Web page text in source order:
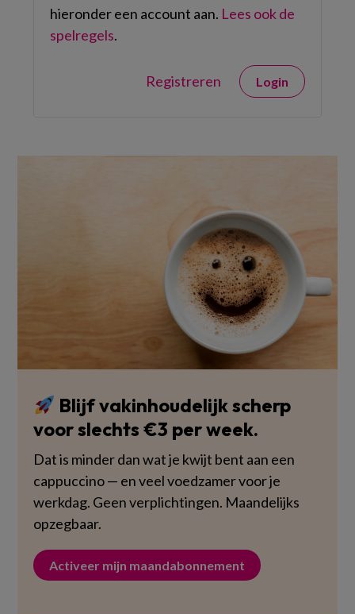
hieronder een account aan. Lees ook de
spelregels.
Registreren Login
Blijf vakinhoudelijk scherp
voor slechts €3 per week.
Dat is minder dan wat je kwijt bent aan een
cappuccino — en veel voedzamer voor je
werkdag. Geen verplichtingen. Maandelijks
opzegbaar.
Activeer mijn maandabonnement